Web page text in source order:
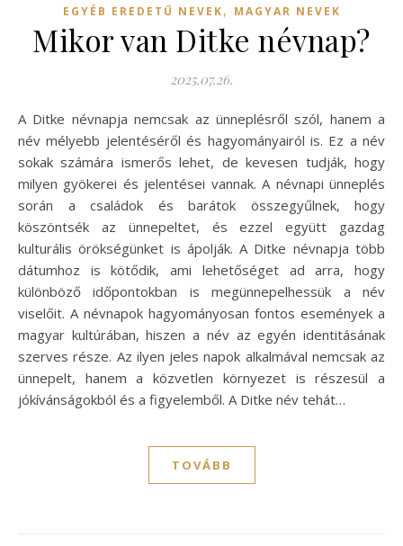
EGYÉB EREDETŰ NEVEK, MAGYAR NEVEK
Mikor van Ditke névnap?
2025.07.26.
A Ditke névnapja nemcsak az ünneplésről szól, hanem a
név mélyebb jelentéséről és hagyományairól is. Ez a név
sokak számára ismerős lehet, de kevesen tudják, hogy
milyen gyökerei és jelentései vannak. A névnapi ünneplés
során a családok és barátok összegyűlnek, hogy
köszöntsék az ünnepeltet, és ezzel együtt gazdag
kulturális örökségünket is ápolják. A Ditke névnapja több
dátumhoz is kötődik, ami lehetőséget ad arra, hogy
különböző időpontokban is megünnepelhessük a név
viselőit. A névnapok hagyományosan fontos események a
magyar kultúrában, hiszen a név az egyén identitásának
szerves része. Az ilyen jeles napok alkalmával nemcsak az
ünnepelt, hanem a közvetlen környezet is részesül a
jókívánságokból és a figyelemből. A Ditke név tehát…
TOVÁBB